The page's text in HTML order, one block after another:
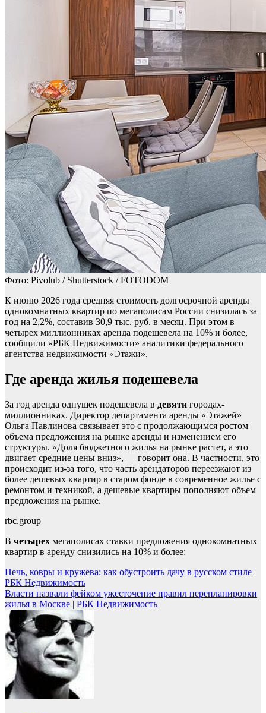
Фото: Pivolub / Shutterstock / FOTODOM
К июню 2026 года средняя стоимость долгосрочной аренды
однокомнатных квартир по мегаполисам России снизилась за
год на 2,2%, составив 30,9 тыс. руб. в месяц. При этом в
четырех миллионниках аренда подешевела на 10% и более,
сообщили «РБК Недвижимости» аналитики федерального
агентства недвижимости «Этажи».
Где аренда жилья подешевела
За год аренда однушек подешевела в девяти городах-
миллионниках. Директор департамента аренды «Этажей»
Ольга Павлинова связывает это с продолжающимся ростом
объема предложения на рынке аренды и изменением его
структуры. «Доля бюджетного жилья на рынке растет, а это
двигает средние цены вниз», — говорит она. В частности, это
происходит из-за того, что часть арендаторов переезжают из
более дешевых квартир в старом фонде в современное жилье с
ремонтом и техникой, а дешевые квартиры пополняют объем
предложения на рынке.
rbc.group
В четырех мегаполисах ставки предложения однокомнатных
квартир в аренду снизились на 10% и более:
Навигация
по
записям
Печь, ковры и кружева: как обустроить дачу в русском стиле |
РБК Недвижимость
Власти назвали фейком ужесточение правил перепланировки
жилья в Москве | РБК Недвижимость